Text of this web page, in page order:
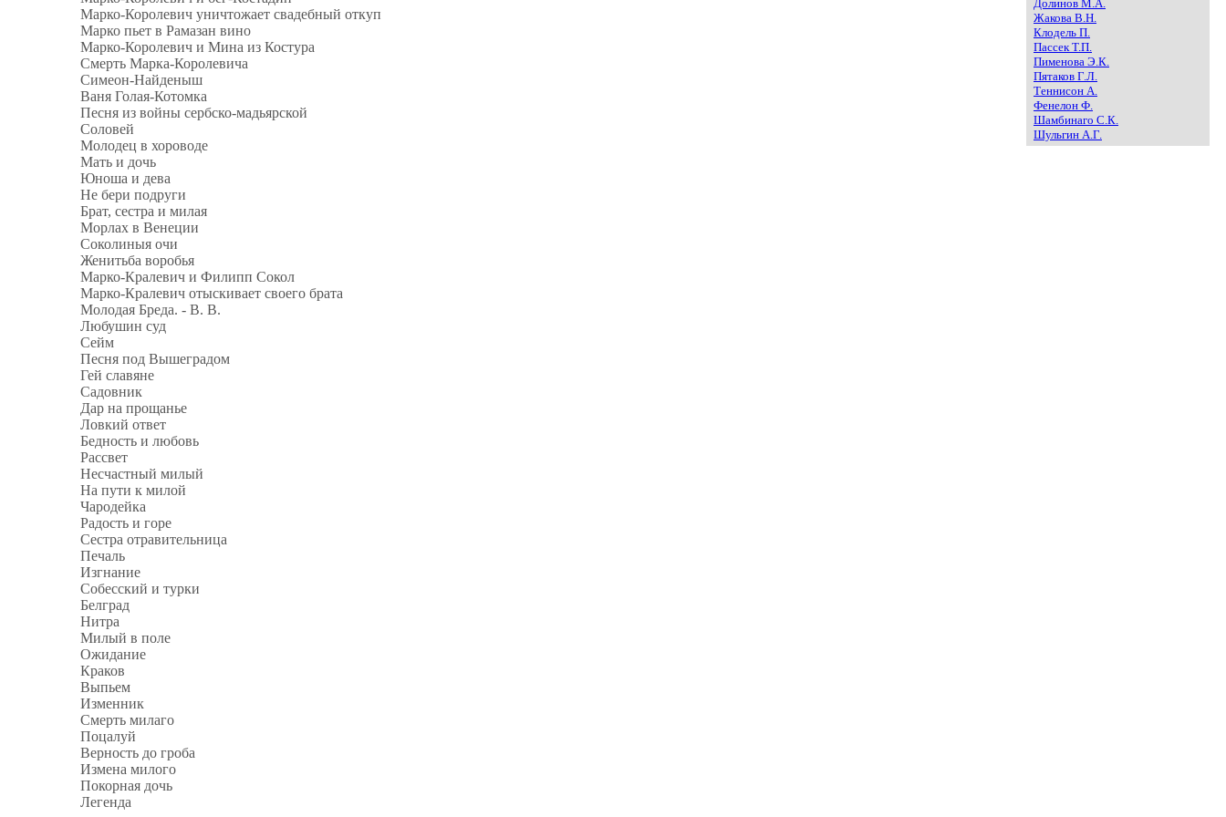
Долинов М.А.
Жакова В.Н.
Клодель П.
Пассек Т.П.
Пименова Э.К.
Пятаков Г.Л.
Теннисон А.
Фенелон Ф.
Шамбинаго С.К.
Шульгин А.Г.
Марко-Королевич уничтожает свадебный откуп
Марко пьет в Рамазан вино
Марко-Королевич и Мина из Костура
Смерть Марка-Королевича
Симеон-Найденыш
Ваня Голая-Котомка
Песня из войны сербско-мадьярской
Соловей
Молодец в хороводе
Мать и дочь
Юноша и дева
Не бери подруги
Брат, сестра и милая
Морлах в Венеции
Соколиныя очи
Женитьба воробья
Марко-Кралевич и Филипп Сокол
Марко-Кралевич отыскивает своего брата
Молодая Бреда. - В. В.
Любушин суд
Сейм
Песня под Вышеградом
Гей славяне
Садовник
Дар на прощанье
Ловкий ответ
Бедность и любовь
Рассвет
Несчастный милый
На пути к милой
Чародейка
Радость и горе
Сестра отравительница
Печаль
Изгнание
Собесский и турки
Белград
Нитра
Милый в поле
Ожидание
Краков
Выпьем
Изменник
Смерть милаго
Поцалуй
Верность до гроба
Измена милого
Покорная дочь
Легенда